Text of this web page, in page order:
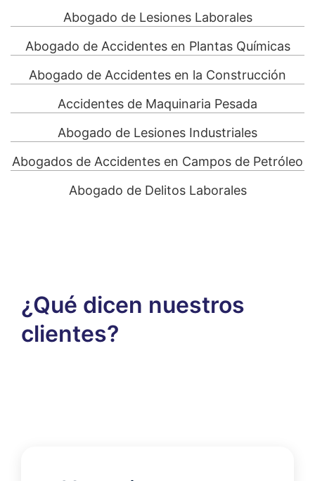
Abogado de Lesiones Laborales
Abogado de Accidentes en Plantas Químicas
Abogado de Accidentes en la Construcción
Accidentes de Maquinaria Pesada
Abogado de Lesiones Industriales
Abogados de Accidentes en Campos de Petróleo
Abogado de Delitos Laborales
¿Qué dicen nuestros
clientes?